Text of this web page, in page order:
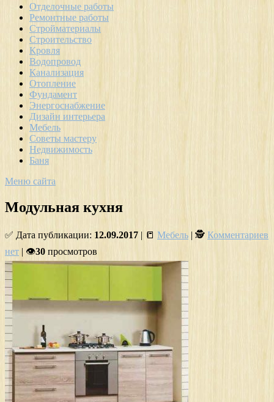
Отделочные работы
Ремонтные работы
Стройматериалы
Строительство
Кровля
Водопровод
Канализация
Отопление
Фундамент
Энергоснабжение
Дизайн интерьера
Мебель
Советы мастеру
Недвижимость
Баня
Меню сайта
Модульная кухня
✅ Дата публикации: 12.09.2017 | 📒 Мебель | 🕵 Комментариев
нет | 👁30 просмотров